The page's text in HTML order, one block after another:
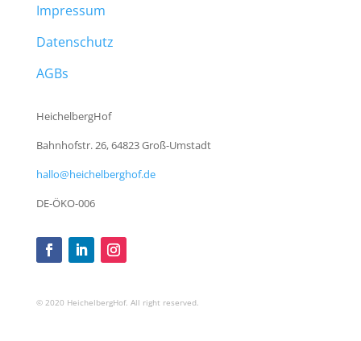
Impressum
Datenschutz
AGBs
HeichelbergHof
Bahnhofstr. 26, 64823 Groß-Umstadt
hallo@heichelberghof.de
DE-ÖKO-006
© 2020 HeichelbergHof. All right reserved.